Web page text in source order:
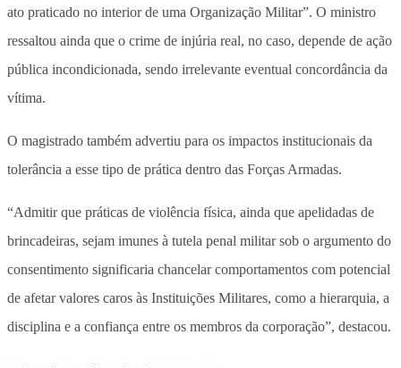
ato praticado no interior de uma Organização Militar”. O ministro
ressaltou ainda que o crime de injúria real, no caso, depende de ação
pública incondicionada, sendo irrelevante eventual concordância da
vítima.
O magistrado também advertiu para os impactos institucionais da
tolerância a esse tipo de prática dentro das Forças Armadas.
“Admitir que práticas de violência física, ainda que apelidadas de
brincadeiras, sejam imunes à tutela penal militar sob o argumento do
consentimento significaria chancelar comportamentos com potencial
de afetar valores caros às Instituições Militares, como a hierarquia, a
disciplina e a confiança entre os membros da corporação”, destacou.